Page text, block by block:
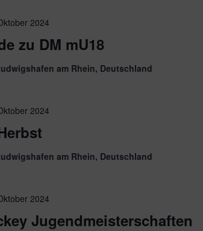
zu DM mU18
2024
am Rhein, Deutschland
2024
am Rhein, Deutschland
Jugendmeisterschaften
2024